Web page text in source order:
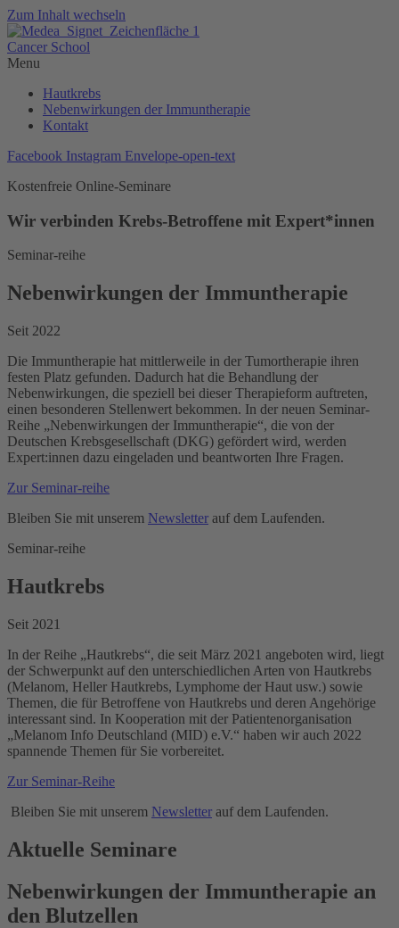
Zum Inhalt wechseln
Cancer School
Menu
Hautkrebs
Nebenwirkungen der Immuntherapie
Kontakt
Facebook Instagram Envelope-open-text
Kostenfreie Online-Seminare
Wir verbinden Krebs-Betroffene mit Expert*innen
Seminar-reihe
Nebenwirkungen der Immuntherapie
Seit 2022
Die Immuntherapie hat mittlerweile in der Tumortherapie ihren
festen Platz gefunden. Dadurch hat die Behandlung der
Nebenwirkungen, die speziell bei dieser Therapieform auftreten,
einen besonderen Stellenwert bekommen. In der neuen Seminar-
Reihe „Nebenwirkungen der Immuntherapie“, die von der
Deutschen Krebsgesellschaft (DKG) gefördert wird, werden
Expert:innen dazu eingeladen und beantworten Ihre Fragen.
Zur Seminar-reihe
Bleiben Sie mit unserem Newsletter auf dem Laufenden.
Seminar-reihe
Hautkrebs
Seit 2021
In der Reihe „Hautkrebs“, die seit März 2021 angeboten wird, liegt
der Schwerpunkt auf den unterschiedlichen Arten von Hautkrebs
(Melanom, Heller Hautkrebs, Lymphome der Haut usw.) sowie
Themen, die für Betroffene von Hautkrebs und deren Angehörige
interessant sind. In Kooperation mit der Patientenorganisation
„Melanom Info Deutschland (MID) e.V.“ haben wir auch 2022
spannende Themen für Sie vorbereitet.
Zur Seminar-Reihe
Bleiben Sie mit unserem Newsletter auf dem Laufenden.
Aktuelle Seminare
Nebenwirkungen der Immuntherapie an
den Blutzellen